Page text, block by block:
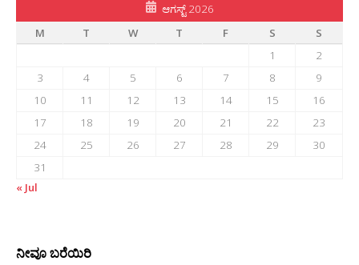
ಆಗಸ್ಟ್ 2026
M
T W T F S
S
1
2
3
4 5 6 7 8
9
10
11 12 13 14 15
16
17
18 19 20 21 22
23
24
25 26 27 28 29
30
31
« Jul
ನೀವೂ ಬರೆಯಿರಿ